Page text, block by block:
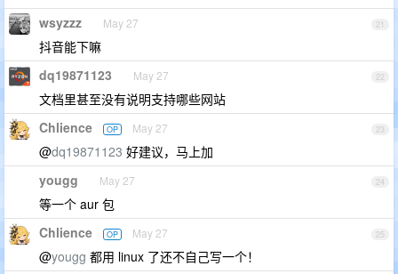
21
wsyzzz May 27
抖音能下嘛
22
dq19871123 May 27
文档里甚至没有说明支持哪些网站
23
Chlience OP May 27
@dq19871123 好建议，马上加
24
yougg May 27
等一个 aur 包
25
Chlience OP May 27
@yougg 都用 linux 了还不自己写一个！